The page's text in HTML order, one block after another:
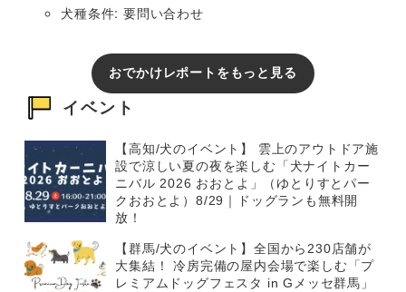
犬種条件: 要問い合わせ
おでかけレポートをもっと見る
イベント
【高知/犬のイベント】 雲上のアウトドア施
設で涼しい夏の夜を楽しむ「犬ナイトカー
ニバル 2026 おおとよ」（ゆとりすとパー
クおおとよ）8/29｜ドッグランも無料開
放！
【群馬/犬のイベント】全国から230店舗が
大集結！ 冷房完備の屋内会場で楽しむ「プ
レミアムドッグフェスタ in Gメッセ群馬」